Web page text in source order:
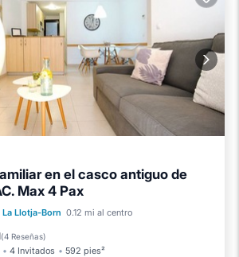
en el casco antiguo de
Max 4 Pax
La Llotja-Born 0.12 mi al centro
(4 Reseñas)
4 Invitados 592 pies²
mar
Vista al mar